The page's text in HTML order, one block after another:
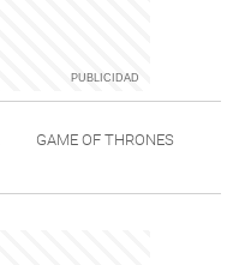
GAME OF THRONES